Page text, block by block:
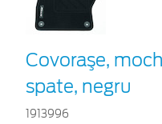
Covoraşe,
spate, negru
1913996